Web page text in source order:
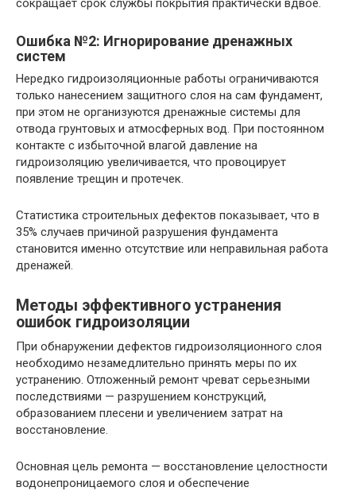
сокращает срок службы покрытия практически вдвое.
Ошибка №2: Игнорирование дренажных
систем
Нередко гидроизоляционные работы ограничиваются
только нанесением защитного слоя на сам фундамент,
при этом не организуются дренажные системы для
отвода грунтовых и атмосферных вод. При постоянном
контакте с избыточной влагой давление на
гидроизоляцию увеличивается, что провоцирует
появление трещин и протечек.
Статистика строительных дефектов показывает, что в
35% случаев причиной разрушения фундамента
становится именно отсутствие или неправильная работа
дренажей.
Методы эффективного устранения
ошибок гидроизоляции
При обнаружении дефектов гидроизоляционного слоя
необходимо незамедлительно принять меры по их
устранению. Отложенный ремонт чреват серьезными
последствиями — разрушением конструкций,
образованием плесени и увеличением затрат на
восстановление.
Основная цель ремонта — восстановление целостности
водонепроницаемого слоя и обеспечение